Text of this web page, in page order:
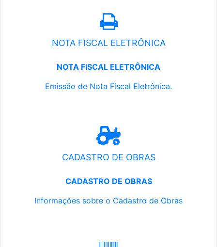
NOTA FISCAL ELETRÔNICA
NOTA FISCAL ELETRÔNICA
Emissão de Nota Fiscal Eletrônica.
CADASTRO DE OBRAS
CADASTRO DE OBRAS
Informações sobre o Cadastro de Obras